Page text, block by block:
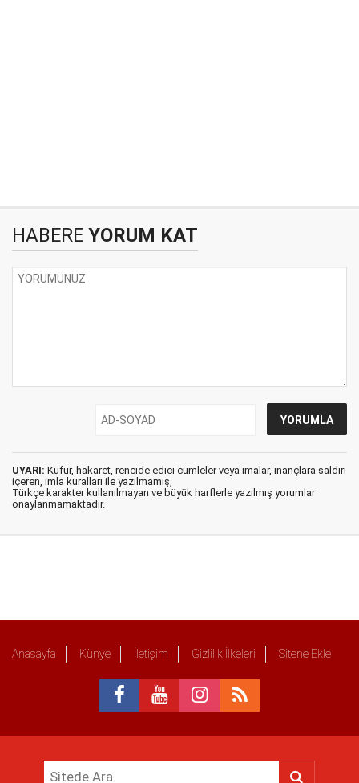
HABERE YORUM KAT
UYARI: Küfür, hakaret, rencide edici cümleler veya imalar, inançlara saldırı
içeren, imla kuralları ile yazılmamış,
Türkçe karakter kullanılmayan ve büyük harflerle yazılmış yorumlar
onaylanmamaktadır.
Anasayfa Künye İletişim Gizlilik İlkeleri Sitene Ekle